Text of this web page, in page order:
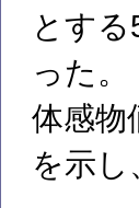
とす
った。
体感物
を示